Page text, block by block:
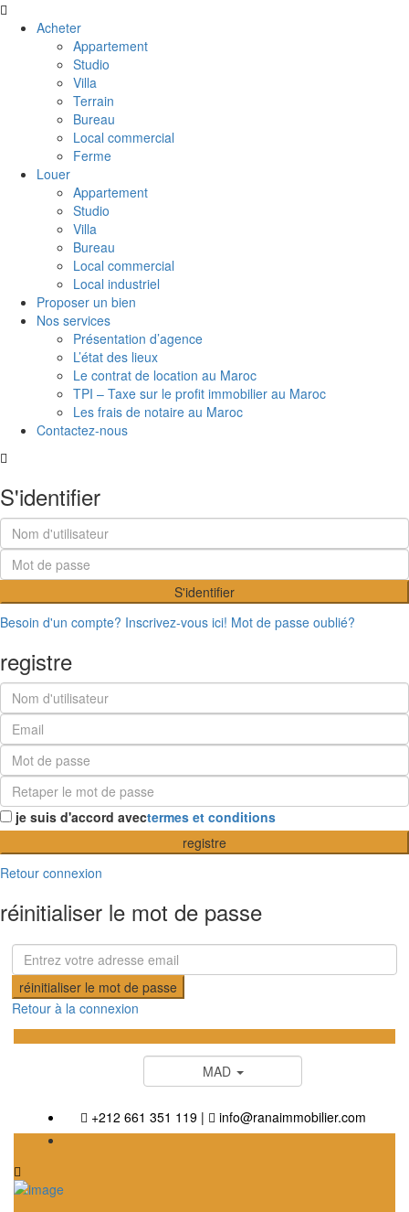
Acheter
Appartement
Studio
Villa
Terrain
Bureau
Local commercial
Ferme
Louer
Appartement
Studio
Villa
Bureau
Local commercial
Local industriel
Proposer un bien
Nos services
Présentation d’agence
L’état des lieux
Le contrat de location au Maroc
TPI – Taxe sur le profit immobilier au Maroc
Les frais de notaire au Maroc
Contactez-nous
S'identifier
S'identifier
Besoin d'un compte? Inscrivez-vous ici! Mot de passe oublié?
registre
je suis d'accord avectermes et conditions
registre
Retour connexion
réinitialiser le mot de passe
réinitialiser le mot de passe
Retour à la connexion
MAD
+212 661 351 119| info@ranaimmobilier.com